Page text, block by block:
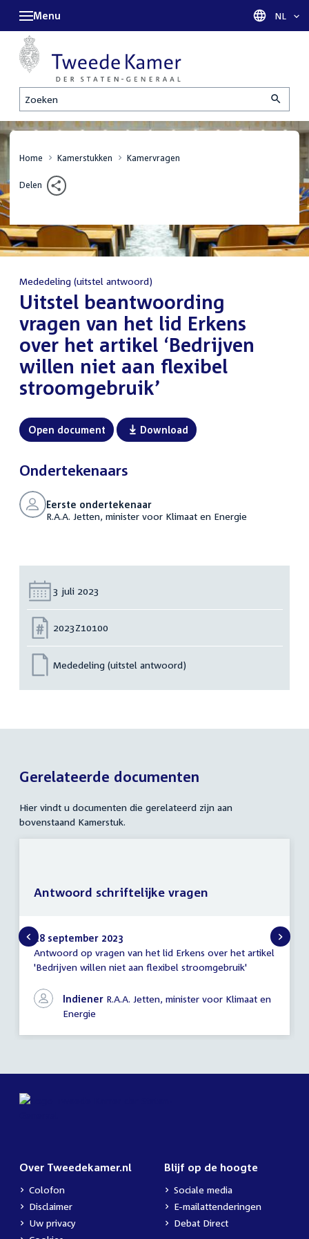
Zoeken
Menu Taal
NL
Home Kamerstukken Kamervragen
Delen
Mededeling (uitstel antwoord)
:Uitstel beantwoording
vragen van het lid Erkens
over het artikel ‘Bedrijven
willen niet aan flexibel
stroomgebruik’
Open document Download
Ondertekenaars
Eerste ondertekenaar
R.A.A. Jetten, minister voor Klimaat en Energie
Datum:
3 juli 2023
Nummer:
2023Z10100
Mededeling (uitstel antwoord)
Gerelateerde documenten
Hier vindt u documenten die gerelateerd zijn aan
bovenstaand Kamerstuk.
Antwoord
schriftelijke
28 september 2023
Antwoord op vragen van het lid Erkens over het artikel
'Bedrijven willen niet aan flexibel stroomgebruik'
Indiener R.A.A. Jetten, minister voor Klimaat en
Energie
Antwoord schriftelijke vragen
Over Tweedekamer.nl
Colofon
Disclaimer
Uw privacy
Blijf op de hoogte
Sociale media
E-mailattenderingen
Debat Direct